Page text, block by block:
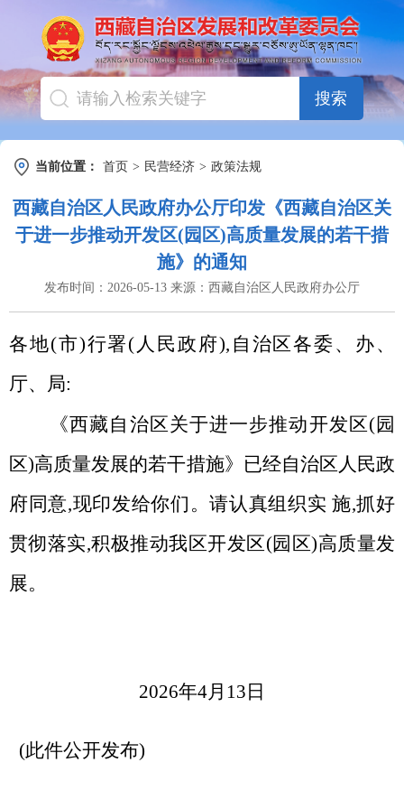
搜索
当前位置： 首页 > 民营经济 > 政策法规
西藏自治区人民政府办公厅印发《西藏自治区关
于进一步推动开发区(园区)高质量发展的若干措
施》的通知
发布时间： 2026-05-13 来源： 西藏自治区人民政府办公厅
各地(市)行署(人民政府),自治区各委、办、
厅、局:
《西藏自治区关于进一步推动开发区(园
区)高质量发展的若干措施》已经自治区人民政
府同意,现印发给你们。请认真组织实 施,抓好
贯彻落实,积极推动我区开发区(园区)高质量发
展。
2026年4月13日
(此件公开发布)